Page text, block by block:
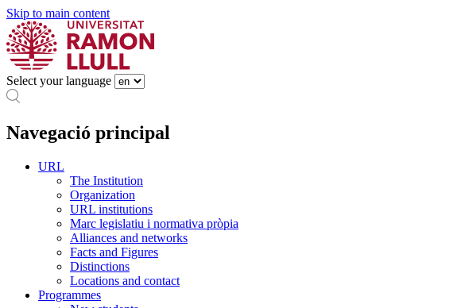
Skip to main content
Select your language
Navegació principal
URL
The Institution
Organization
URL institutions
Marc legislatiu i normativa pròpia
Alliances and networks
Facts and Figures
Distinctions
Locations and contact
Programmes